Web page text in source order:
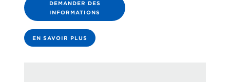
DEMANDER DES
INFORMATIONS
EN SAVOIR PLUS